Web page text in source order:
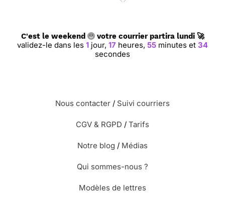
C'est le weekend votre courrier partira lundi 🚀
validez-le dans les 1 jour, 17 heures, 55 minutes et 34
secondes
Nous contacter / Suivi courriers
CGV & RGPD / Tarifs
Notre blog / Médias
Qui sommes-nous ?
Modèles de lettres